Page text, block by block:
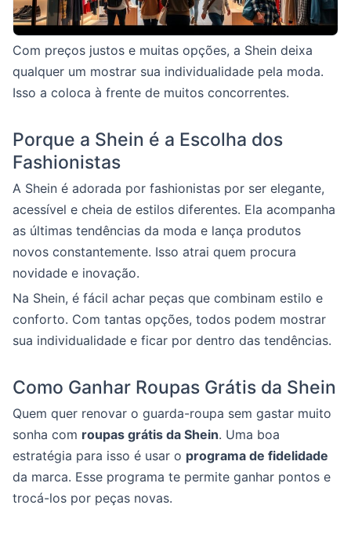
Com preços justos e muitas opções, a Shein deixa
qualquer um mostrar sua individualidade pela moda.
Isso a coloca à frente de muitos concorrentes.
Porque a Shein é a Escolha dos
Fashionistas
A Shein é adorada por fashionistas por ser elegante,
acessível e cheia de estilos diferentes. Ela acompanha
as últimas tendências da moda e lança produtos
novos constantemente. Isso atrai quem procura
novidade e inovação.
Na Shein, é fácil achar peças que combinam estilo e
conforto. Com tantas opções, todos podem mostrar
sua individualidade e ficar por dentro das tendências.
Como Ganhar Roupas Grátis da Shein
Quem quer renovar o guarda-roupa sem gastar muito
sonha com roupas grátis da Shein. Uma boa
estratégia para isso é usar o programa de fidelidade
da marca. Esse programa te permite ganhar pontos e
trocá-los por peças novas.